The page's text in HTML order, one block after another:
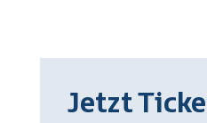
Jetzt